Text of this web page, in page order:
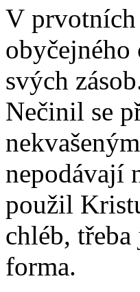
V prvotních
svých
Nečinil se
nepodávají
použil
chléb,
forma.